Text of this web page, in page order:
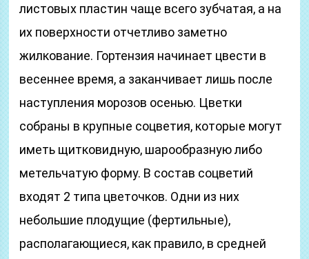
листовых пластин чаще всего зубчатая, а на
их поверхности отчетливо заметно
жилкование. Гортензия начинает цвести в
весеннее время, а заканчивает лишь после
наступления морозов осенью. Цветки
собраны в крупные соцветия, которые могут
иметь щитковидную, шарообразную либо
метельчатую форму. В состав соцветий
входят 2 типа цветочков. Одни из них
небольшие плодущие (фертильные),
располагающиеся, как правило, в средней